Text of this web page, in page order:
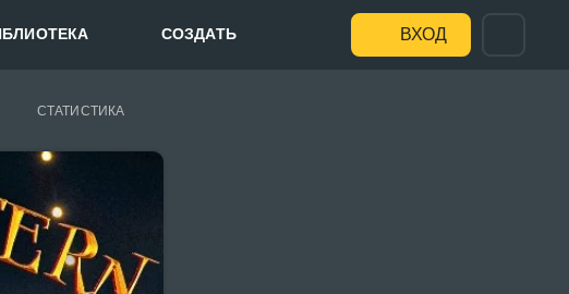
СОЗДАТЬ ВХОД
СТАТИСТИКА